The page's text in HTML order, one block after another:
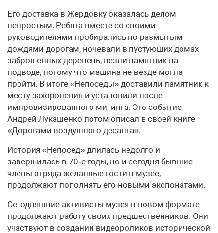
Его доставка в Жердовку оказалась делом
непростым. Ребята вместе со своими
руководителями пробирались по размытым
дождями дорогам, ночевали в пустующих домах
заброшенных деревень, везли памятник на
подводе, потому что машина не везде могла
пройти. В итоге «Непоседы» доставили памятник к
месту захоронения и установили после
импровизированного митинга. Это событие
Андрей Лукашенко потом описал в своей книге
«Дорогами воздушного десанта».
История «Непосед» длилась недолго и
завершилась в 70‑е годы, но и сегодня бывшие
члены отряда желанные гости в музее,
продолжают пополнять его новыми экспонатами.
Сегодняшние активисты музея в новом формате
продолжают работу своих предшественников. Они
участвуют в создании видеороликов исторической